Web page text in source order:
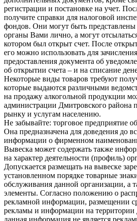
регистрации и постановке на учет.
получите справки для налоговой
фондов. Они могут быть
органы Вами лично, а могут
котором был открыт счет. После
его можно использовать для
предоставления документа об
об открытии счета – и на списание
Некоторые виды товаров требуют
которые выдаются различными
на продажу алкогольной продукции
администрации Дмитровского района
рынку и услугам населению.
Не забывайте: торговое предприятие
Она предназначена для доведения до
информации о фирменном
Вывеска может содержать также
на характер деятельности (профиль)
Допускается размещать на вывеске
установленном порядке товарные
обслуживания данной организации, а
элементы. Согласно положению о
рекламной информации, размещении
рекламы и информации на территории
данная информация не является